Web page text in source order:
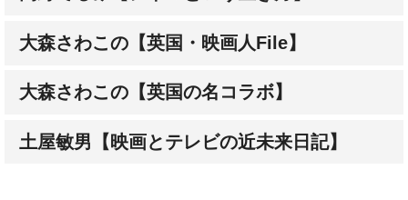
大森さわこの【英国・映画人File】
大森さわこの【英国の名コラボ】
土屋敏男【映画とテレビの近未来日記】